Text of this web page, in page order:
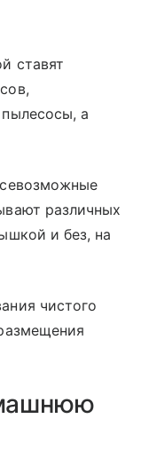
ставят
а
различных
и без, на
чистого